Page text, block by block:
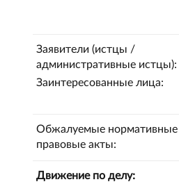
Заявители (истцы /
административные истцы):
Заинтересованные лица:
Обжалуемые нормативные
правовые акты:
Движение по делу: